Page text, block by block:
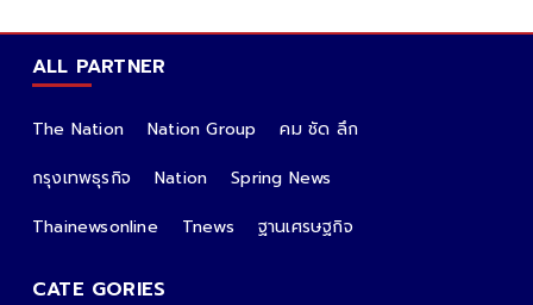
ALL PARTNER
The Nation Nation Group
คม ชัด ลึก
กรุงเทพธุรกิจ
Nation
Spring News
Thainewsonline
Tnews ฐานเศรษฐกิจ
CATE GORIES